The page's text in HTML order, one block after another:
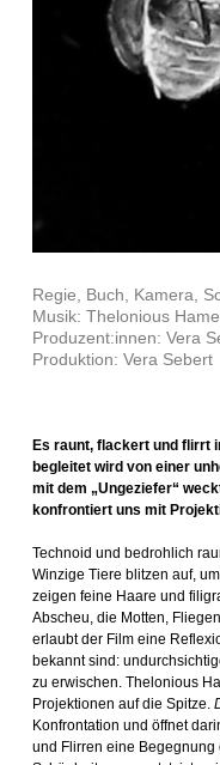
Regie, Buch, Kamera,
Musik: Thelonious
Produzent:innen: Vera
Produktion: Vera Sebert
Es raunt, flackert und flirrt
begleitet wird von einer
mit dem „Ungeziefer“
konfrontiert uns mit
Technoid und bedrohlich
Winzige Tiere blitzen auf,
zeigen feine Haare und
Abscheu, die Motten,
erlaubt der Film eine
bekannt sind:
zu erwischen. Thelonious
Projektionen auf die Spitze.
Konfrontation und öffnet
und Flirren eine Begegnung